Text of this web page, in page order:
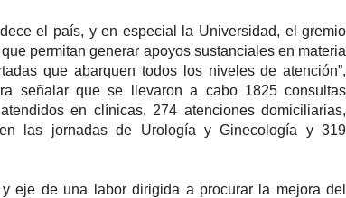
el país, y en especial la Universidad, el gremio
permitan generar apoyos sustanciales en materia
que abarquen todos los niveles de atención”,
señalar que se llevaron a cabo 1825 consultas
en clínicas, 274 atenciones domiciliarias,
las jornadas de Urología y Ginecología y 319
eje de una labor dirigida a procurar la mejora del